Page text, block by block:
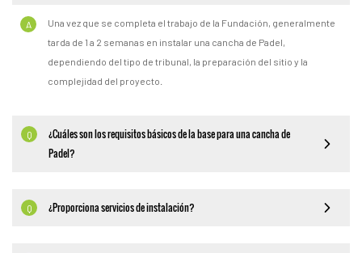
A
Una vez que se completa el trabajo de la Fundación, generalmente
tarda de 1 a 2 semanas en instalar una cancha de Padel,
dependiendo del tipo de tribunal, la preparación del sitio y la
complejidad del proyecto.
Q
¿Cuáles son los requisitos básicos de la base para una cancha de
Padel?
Q ¿Proporciona servicios de instalación?